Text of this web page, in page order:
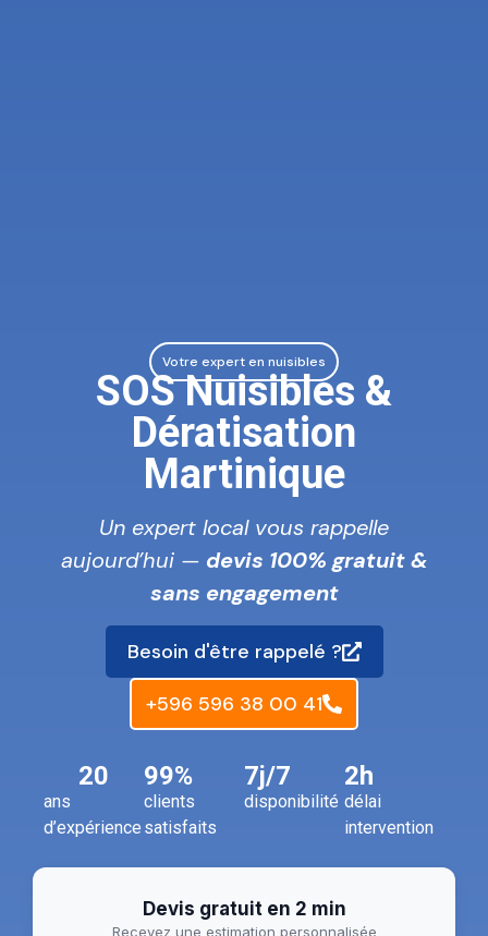
Votre expert en nuisibles
SOS Nuisibles &
Dératisation
Martinique
Un expert local vous rappelle
aujourd’hui — devis 100% gratuit &
sans engagement
Besoin d'être rappelé ?
+596 596 38 00 41
20
ans
d’expérience
99%
clients
satisfaits
7j/7
disponibilité
2h
délai
intervention
Devis gratuit en 2 min
Recevez une estimation personnalisée